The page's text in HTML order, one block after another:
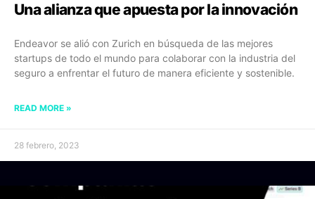
Una alianza que apuesta por la innovación
Endeavor se alió con Zurich en búsqueda de las mejores
startups de todo el mundo para colaborar con la industria del
seguro a enfrentar el futuro de manera eficiente y sostenible.
READ MORE »
28 febrero, 2023